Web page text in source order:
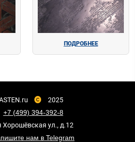
ПОДРОБНЕЕ
2025
+7 (499) 394-392-8
Хорошёвская ул., д.12
нам в Telegram